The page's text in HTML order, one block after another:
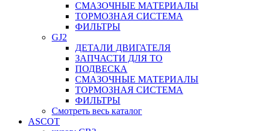
СМАЗОЧНЫЕ МАТЕРИАЛЫ
ТОРМОЗНАЯ СИСТЕМА
ФИЛЬТРЫ
GJ2
ДЕТАЛИ ДВИГАТЕЛЯ
ЗАПЧАСТИ ДЛЯ ТО
ПОДВЕСКА
СМАЗОЧНЫЕ МАТЕРИАЛЫ
ТОРМОЗНАЯ СИСТЕМА
ФИЛЬТРЫ
Смотреть весь каталог
ASCOT